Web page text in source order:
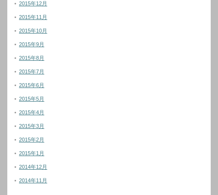
2015年12月
2015年11月
2015年10月
2015年9月
2015年8月
2015年7月
2015年6月
2015年5月
2015年4月
2015年3月
2015年2月
2015年1月
2014年12月
2014年11月